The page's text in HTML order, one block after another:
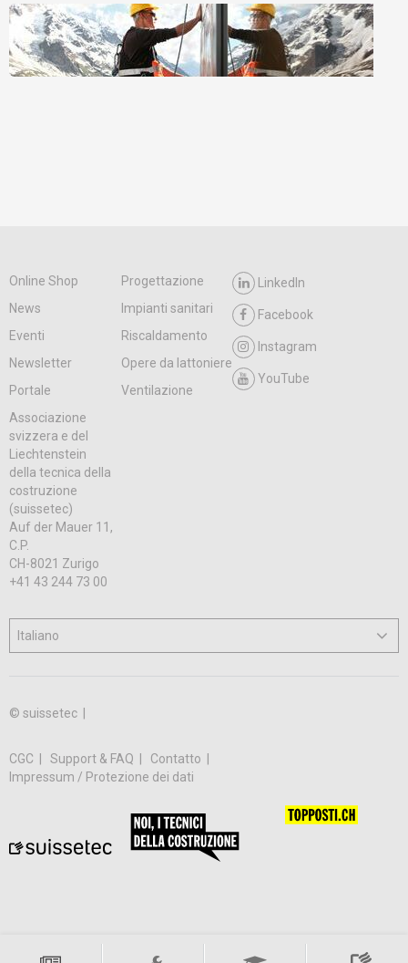
Online Shop
Progettazione
News
Impianti sanitari
Eventi
Riscaldamento
Newsletter
Opere da lattoniere
Portale
Ventilazione
LinkedIn
Facebook
Instagram
YouTube
Associazione
svizzera e del
Liechtenstein
della tecnica della
costruzione
(suissetec)
Auf der Mauer 11,
C.P.
CH-8021 Zurigo
+41 43 244 73 00
© suissetec |
CGC Support & FAQ
Contatto
Impressum / Protezione dei dati